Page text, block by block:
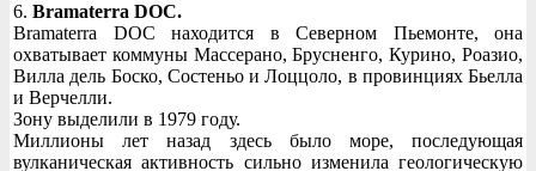
6. Bramaterra DOC.
Bramaterra DOC находится в Северном Пьемонте, она
охватывает коммуны Массерано, Брусненго, Курино, Роазио,
Вилла дель Боско, Состеньо и Лоццоло, в провинциях Бьелла
и Верчелли.
Зону выделили в 1979 году.
Миллионы лет назад здесь было море, последующая
вулканическая активность сильно изменила геологическую